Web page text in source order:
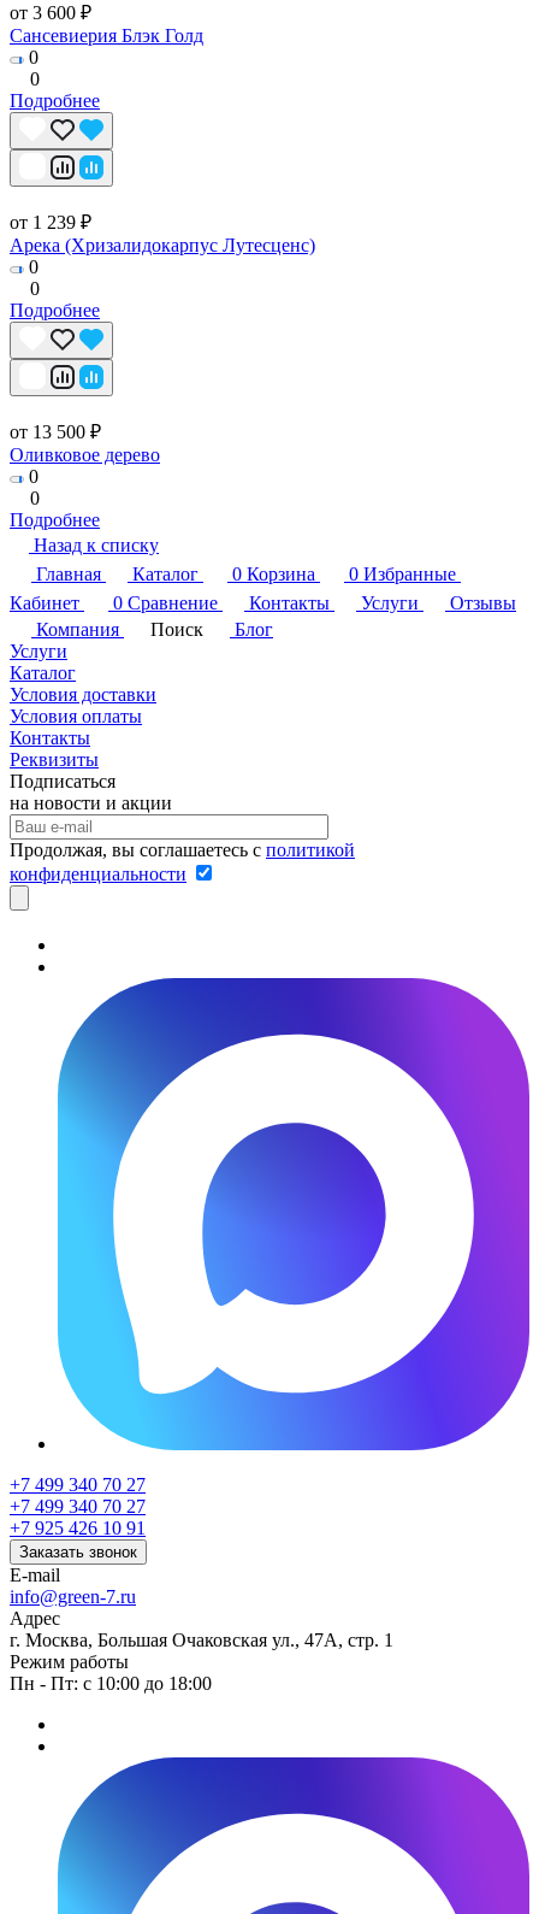
от 3 600 ₽
Сансевиерия Блэк Голд
0
0
Подробнее
от 1 239 ₽
Арека (Хризалидокарпус Лутесценс)
0
0
Подробнее
от 13 500 ₽
Оливковое дерево
0
0
Подробнее
Назад к списку
Главная
Каталог 0 Корзина 0 Избранные
Кабинет
0 Сравнение Контакты Услуги
Отзывы
Компания
Поиск
Блог
Услуги
Каталог
Условия доставки
Условия оплаты
Контакты
Реквизиты
Подписаться
на новости и акции
Продолжая, вы соглашаетесь с политикой
конфиденциальности
+7 499 340 70 27
+7 499 340 70 27
+7 925 426 10 91
Заказать звонок
E-mail
info@green-7.ru
Адрес
г. Москва, Большая Очаковская ул., 47А, стр. 1
Режим работы
Пн - Пт: с 10:00 до 18:00